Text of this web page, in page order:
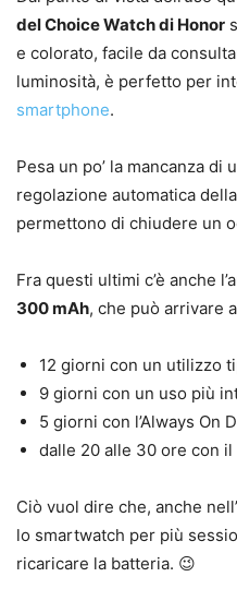
del Choice Watch di Honor
e colorato, facile da
luminosità, è perfetto per
smartphone.
Pesa un po’ la mancanza
regolazione automatica
permettono di chiudere un
Fra questi ultimi c’è anche
300 mAh, che può arrivare
12 giorni con un utilizzo
9 giorni con un uso più
5 giorni con l’Always On
dalle 20 alle 30 ore con il
Ciò vuol dire che, anche
lo smartwatch per più
ricaricare la batteria. 😉